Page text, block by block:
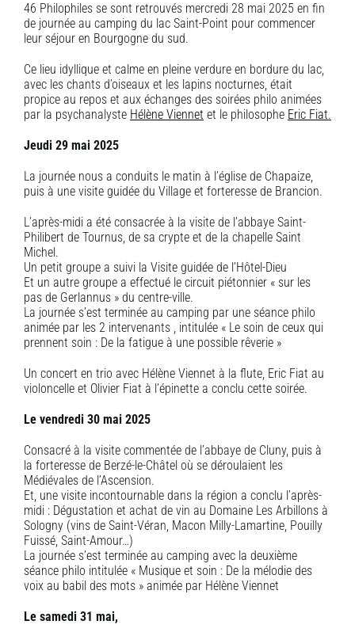
46 Philophiles se sont retrouvés mercredi 28 mai 2025 en fin
de journée au camping du lac Saint-Point pour commencer
leur séjour en Bourgogne du sud.
Ce lieu idyllique et calme en pleine verdure en bordure du lac,
avec les chants d’oiseaux et les lapins nocturnes, était
propice au repos et aux échanges des soirées philo animées
par la psychanalyste Hélène Viennet et le philosophe Eric Fiat.
Jeudi 29 mai 2025
La journée nous a conduits le matin à l’église de Chapaize,
puis à une visite guidée du Village et forteresse de Brancion.
L’après-midi a été consacrée à la visite de l’abbaye Saint-
Philibert de Tournus, de sa crypte et de la chapelle Saint
Michel.
Un petit groupe a suivi la Visite guidée de l’Hôtel-Dieu
Et un autre groupe a effectué le circuit piétonnier « sur les
pas de Gerlannus » du centre-ville.
La journée s’est terminée au camping par une séance philo
animée par les 2 intervenants , intitulée « Le soin de ceux qui
prennent soin : De la fatigue à une possible rêverie »
Un concert en trio avec Hélène Viennet à la flute, Eric Fiat au
violoncelle et Olivier Fiat à l’épinette a conclu cette soirée.
Le vendredi 30 mai 2025
Consacré à la visite commentée de l’abbaye de Cluny, puis à
la forteresse de Berzé-le-Châtel où se déroulaient les
Médiévales de l’Ascension.
Et, une visite incontournable dans la région a conclu l’après-
midi : Dégustation et achat de vin au Domaine Les Arbillons à
Sologny (vins de Saint-Véran, Macon Milly-Lamartine, Pouilly
Fuissé, Saint-Amour…)
La journée s’est terminée au camping avec la deuxième
séance philo intitulée « Musique et soin : De la mélodie des
voix au babil des mots » animée par Hélène Viennet
Le samedi 31 mai,